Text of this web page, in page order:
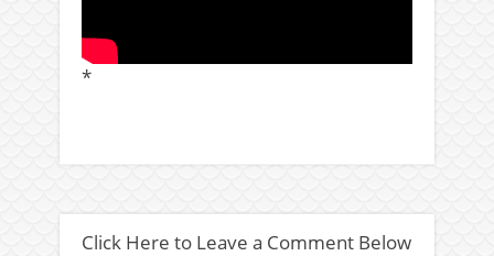
*
Click Here to Leave a Comment Below